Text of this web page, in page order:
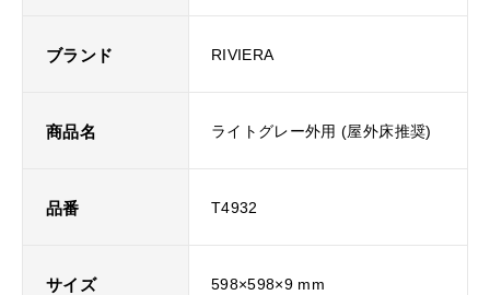
ブランド RIVIERA
商品名 ライトグレー外用 (屋外床推奨)
品番 T4932
サイズ 598×598×9 mm